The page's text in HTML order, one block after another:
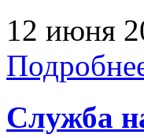
12 июня
Служба